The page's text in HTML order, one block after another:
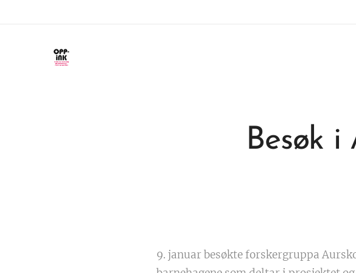
Besøk i
9. januar besøkte forskergruppa